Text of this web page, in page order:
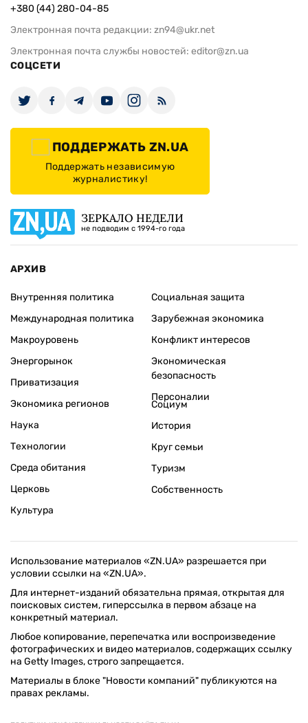
+380 (44) 280-04-85
Электронная почта редакции: zn94@ukr.net
Электронная почта службы новостей: editor@zn.ua
СОЦСЕТИ
ПОДДЕРЖАТЬ ZN.UA
Поддержать независимую
журналистику!
ЗЕРКАЛО НЕДЕЛИ
не подводим с 1994-го года
АРХИВ
Внутренняя политика
Международная политика
Макроуровень
Энергорынок
Приватизация
Экономика регионов
Социальная защита
Зарубежная экономика
Конфликт интересов
Экономическая
безопасность
Персоналии
Наука
Технологии
Среда обитания
Церковь
Культура
Социум
История
Круг семьи
Туризм
Собственность
Использование материалов «ZN.UA» разрешается при
условии ссылки на «ZN.UA».
Для интернет-изданий обязательна прямая, открытая для
поисковых систем, гиперссылка в первом абзаце на
конкретный материал.
Любое копирование, перепечатка или воспроизведение
фотографических и видео материалов, содержащих ссылку
на Getty Images, строго запрещается.
Материалы в блоке "Новости компаний" публикуются на
правах рекламы.